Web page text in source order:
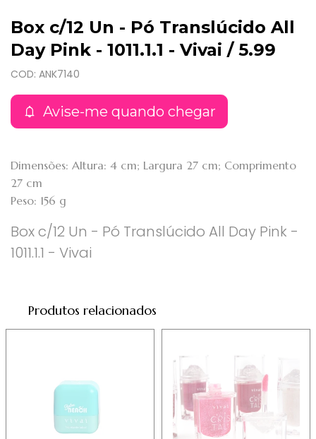
Box c/12 Un - Pó Translúcido All
Day Pink - 1011.1.1 - Vivai / 5.99
COD: ANK7140
Avise-me quando chegar
Dimensões: Altura: 4 cm; Largura 27 cm; Comprimento
27 cm
Peso: 156 g
Box c/12 Un - Pó Translúcido All Day Pink -
1011.1.1 - Vivai
Produtos relacionados